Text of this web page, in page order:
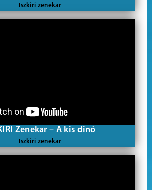
Iszkiri zenekar
Zenekar – A kis dinó
Iszkiri zenekar